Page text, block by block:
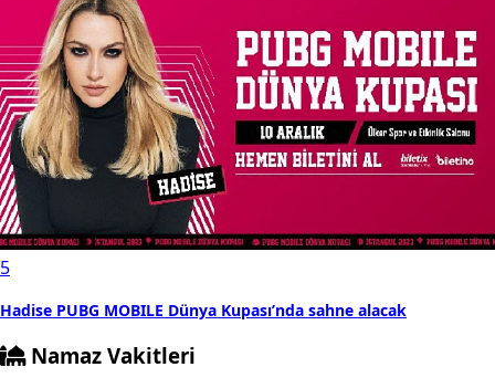
5
Hadise PUBG MOBILE Dünya Kupası’nda sahne alacak
Namaz Vakitleri